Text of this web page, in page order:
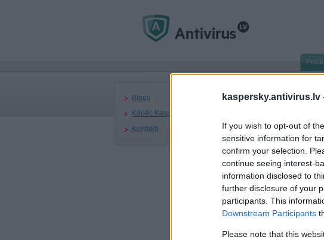
kaspersky.antivirus.lv
If you wish to opt-out of
sensitive information for
confirm your selection.
continue seeing interest-
information disclosed to
further disclosure of your
participants. This
Downstream Participants
Please note that this
Blogs
Kāpēc Kaspersky
Kontakti
Bizness
Piekto
līderi
kvadrantā
22. februāris 2016
Kaspersky Lab ir
Endpoint Protection
«īstenošanas